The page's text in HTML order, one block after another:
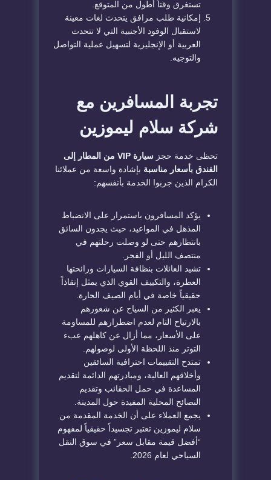
تستغرق وقتاً أطول من المتوقع.
إمكانية طلب مرافق يتحدث لغات معينة
لاستقبال الوفود الأجنبية التي لا تتحدث
العربية أو الإنجليزية لتسهيل عملية التواصل
والتوجيه.
تجربة المسافرين مع
شركة سلام ليموزين
تحظى خدمة حجز
سيارة VIP من المطار إلى
الفندق بأسعار مناسبة بإشادة واسعة من عملائنا
الكرام الذين جربوا الخدمة بأنفسهم:
يؤكد المسافرون باستمرار على الانضباط
المذهل في المواعيد، حيث يجدون السائق
بانتظارهم حتى لو وصلت رحلتهم في
منتصف الليل أو الفجر.
تشيد العائلات بنظافة السيارات ورائحتها
العطرة، والتكييف القوي الذي يمثل إنقاذاً
حقيقياً خاصة في أيام الصيف الحارة.
يعبر الكثير من السياح عن شعورهم
بالارتياح التام لعدم اضطرارهم للمساومة
على الأسعار، مما أزال عن كاهلهم عبء
التوتر منذ اللحظة الأولى لوصولهم.
تمتدح التقييمات احترافية السائقين
وأخلاقهم العالية، ومبادرتهم الدائمة لتقديم
المساعدة في حمل الحقائب وتقديم
النصائح المحلية المفيدة حول المدينة.
يجمع العملاء على أن الخدمة المقدمة من
سلام ليموزين تعتبر تجسيداً حقيقياً لمفهوم
“أفضل قيمة مقابل سعر” في سوق النقل
السياحي لعام 2026.